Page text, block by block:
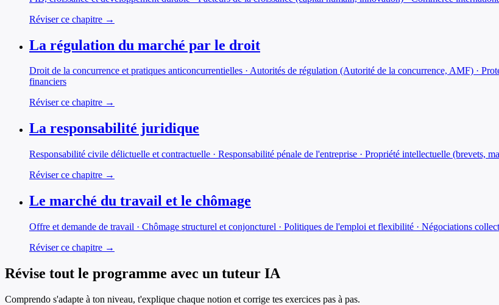
Réviser ce chapitre →
La régulation du marché par le droit
Droit de la concurrence et pratiques anticoncurrentielles · Autorités de régulation (Autorité de la concurrence, AMF) ·
financiers
Réviser ce chapitre →
La responsabilité juridique
Responsabilité civile délictuelle et contractuelle · Responsabilité pénale de l'entreprise · Propriété intellectuelle (brevets,
Réviser ce chapitre →
Le marché du travail et le chômage
Offre et demande de travail · Chômage structurel et conjoncturel · Politiques de l'emploi et flexibilité · Négociations
Réviser ce chapitre →
Révise tout le programme avec un tuteur IA
Comprendo s'adapte à ton niveau, t'explique chaque notion et corrige tes exercices pas à pas.